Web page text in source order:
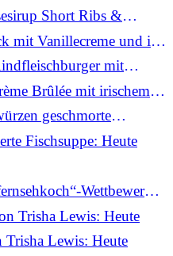
Short Ribs &
mit Vanillecreme und in
mit
Brûlée mit irischem
geschmorte
Fischsuppe: Heute
Wettbewerb
Trisha Lewis: Heute
Trisha Lewis: Heute